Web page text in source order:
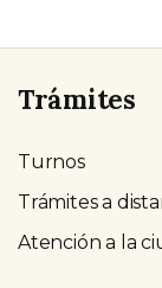
Trámites
Turnos
Trámites a
Atención a la